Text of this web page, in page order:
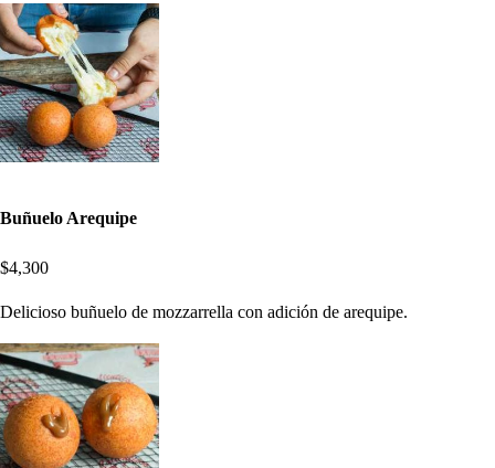
Buñuelo Arequipe
$4,300
Delicioso buñuelo de mozzarrella con adición de arequipe.